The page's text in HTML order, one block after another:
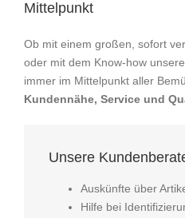
Mittelpunkt
Ob mit einem großen, sofort
oder mit dem Know-how
immer im Mittelpunkt aller
Kundennähe, Service und
Unsere
Auskünfte über
Hilfe bei